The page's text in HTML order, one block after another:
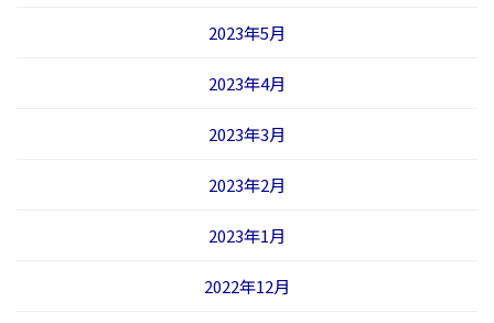
2023年5月
2023年4月
2023年3月
2023年2月
2023年1月
2022年12月